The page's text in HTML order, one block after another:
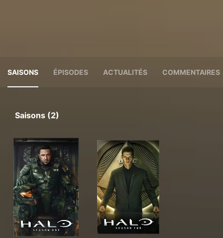
SAISONS ÉPISODES ACTUALITÉS COMMENTAIRES
Saisons (2)